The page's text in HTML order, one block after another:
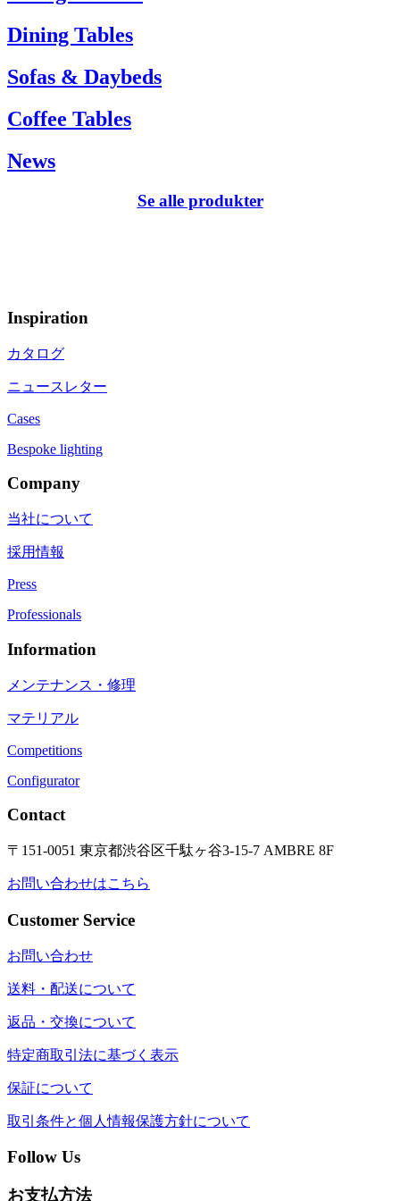
Dining Tables
Sofas & Daybeds
Coffee Tables
News
Se alle produkter
Inspiration
カタログ
ニュースレター
Cases
Bespoke lighting
Company
当社について
採用情報
Press
Professionals
Information
メンテナンス・修理
マテリアル
Competitions
Configurator
Contact
〒151-0051 東京都渋谷区千駄ヶ谷3-15-7 AMBRE 8F
お問い合わせはこちら
Customer Service
お問い合わせ
送料・配送について
返品・交換について
特定商取引法に基づく表示
保証について
取引条件と個人情報保護方針について
Follow Us
お支払方法